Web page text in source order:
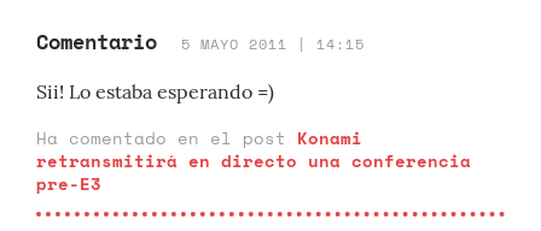
Comentario 5 MAYO 2011 | 14:15
Sii! Lo estaba esperando =)
Ha comentado en el post Konami
retransmitirá en directo una conferencia
pre-E3